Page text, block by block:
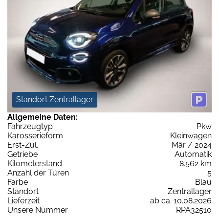
Standort Zentrallager
Allgemeine Daten:
Fahrzeugtyp
Pkw
Karosserieform
Kleinwagen
Erst-Zul.
Mär / 2024
Getriebe
Automatik
Kilometerstand
8.562 km
Anzahl der Türen
5
Farbe
Blau
Standort
Zentrallager
Lieferzeit
ab ca. 10.08.2026
Unsere Nummer
RPA32510